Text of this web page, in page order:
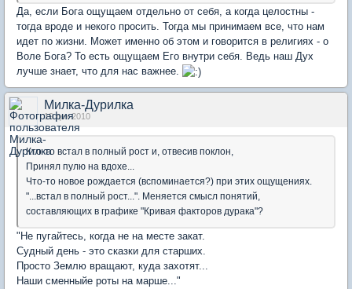
Да, если Бога ощущаем отдельно от себя, а когда целостны -
тогда вроде и некого просить. Тогда мы принимаем все, что нам
идет по жизни. Может именно об этом и говорится в религиях - о
Воле Бога? То есть ощущаем Его внутри себя. Ведь наш Дух
лучше знает, что для нас важнее.
Милка-Дурилка
19 дек 2010
Кто-то встал в полный рост и, отвесив поклон,
Принял пулю на вдохе...
Что-то новое рождается (вспоминается?) при этих ощущениях.
"...встал в полный рост...". Меняется смысл понятий,
составляющих в графике "Кривая факторов дурака"?
"Не пугайтесь, когда не на месте закат.
Судный день - это сказки для старших.
Просто Землю вращают, куда захотят...
Наши сменныйе роты на марше..."